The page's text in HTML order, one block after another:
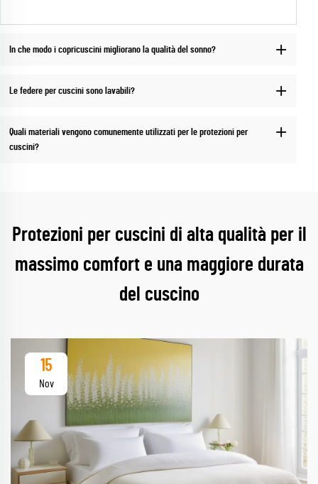
In che modo i copricuscini migliorano la qualità del sonno?
Le federe per cuscini sono lavabili?
Quali materiali vengono comunemente utilizzati per le protezioni per
cuscini?
Protezioni per cuscini di alta qualità per il
massimo comfort e una maggiore durata
del cuscino
15
Nov